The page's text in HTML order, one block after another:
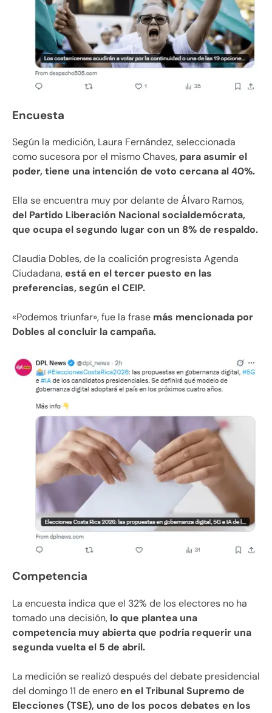
Encuesta
Según la medición, Laura Fernández, seleccionada
como sucesora por el mismo Chaves, para asumir el
poder, tiene una intención de voto cercana al 40%.
Ella se encuentra muy por delante de Álvaro Ramos,
del Partido Liberación Nacional socialdemócrata,
que ocupa el segundo lugar con un 8% de respaldo.
Claudia Dobles, de la coalición progresista Agenda
Ciudadana,está en el tercer puesto en las
preferencias, según el CEIP.
«Podemos triunfar», fue la frase más mencionada por
Dobles al concluir la campaña.
Competencia
La encuesta indica que el 32% de los electores no ha
tomado una decisión, lo que plantea una
competencia muy abierta que podría requerir una
segunda vuelta el 5 de abril.
La medición se realizó después del debate presidencial
del domingo 11 de eneroen el Tribunal Supremo de
Elecciones (TSE), uno de los pocos debates en los